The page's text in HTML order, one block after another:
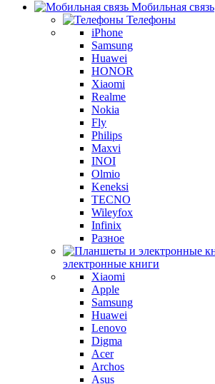
Мобильная связь
Телефоны
iPhone
Samsung
Huawei
HONOR
Xiaomi
Realme
Nokia
Fly
Philips
Maxvi
INOI
Olmio
Keneksi
TECNO
Wileyfox
Infinix
Разное
электронные книги
Xiaomi
Apple
Samsung
Huawei
Lenovo
Digma
Acer
Archos
Asus